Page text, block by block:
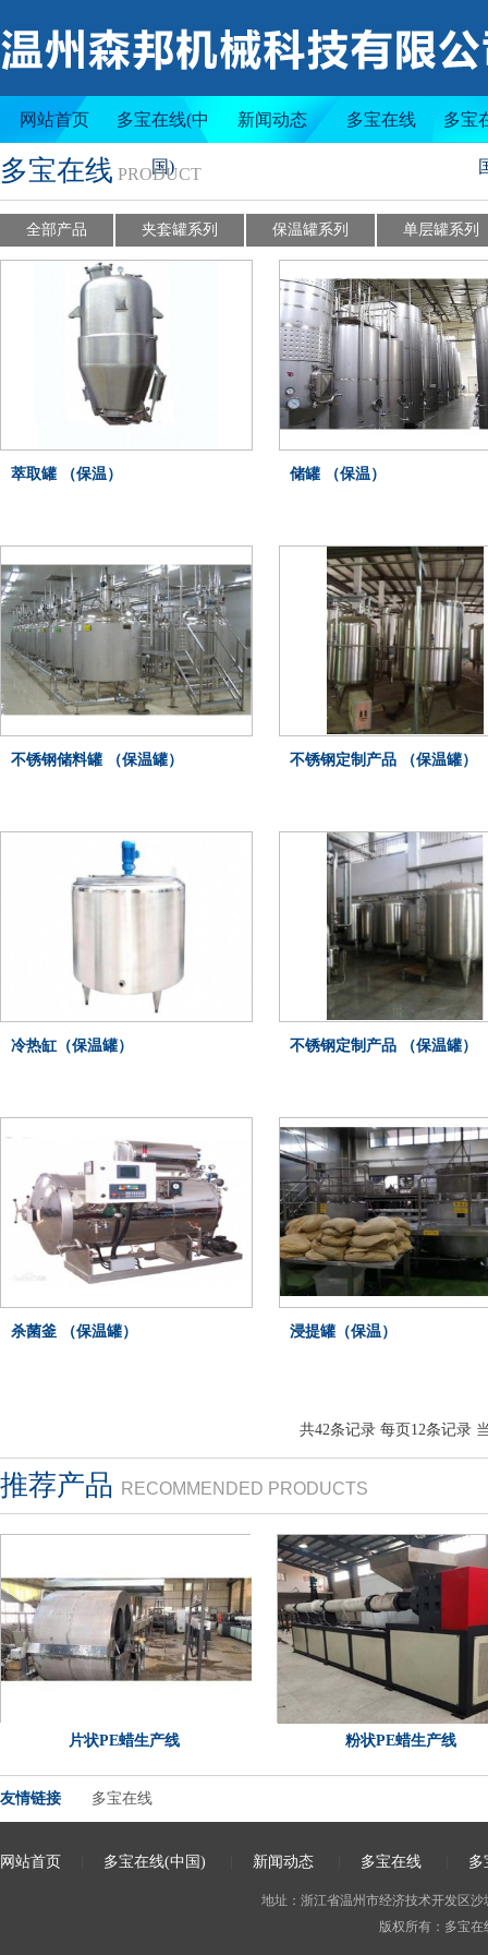
网站首页 多宝在线(中
国)
新闻动态 多宝在线 多宝
夹套罐系列 保温罐系列
多宝在线 PRODUCT
全部产品 夹套罐系列 保温罐系列 单层罐系列
萃取罐 （保温） 储罐 （保温）
不锈钢储料罐 （保温罐） 不锈钢定制产品 （保温罐）
冷热缸（保温罐） 不锈钢定制产品 （保温罐）
杀菌釜 （保温罐） 浸提罐（保温）
共42条记录 每页12条记录
推荐产品 RECOMMENDED PRODUCTS
片状PE蜡生产线 粉状PE蜡生产线
友情链接 多宝在线
网站首页 多宝在线(中国) 新闻动态 多宝在线 多
地址：浙江省温州市经济技术开发
版权所有：多宝